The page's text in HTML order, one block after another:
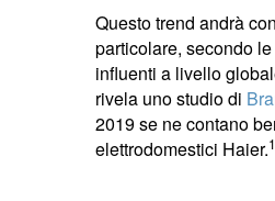
Questo trend andrà
particolare, secondo
influenti a livello
rivela uno studio di
2019 se ne contano
elettrodomestici Haier.1